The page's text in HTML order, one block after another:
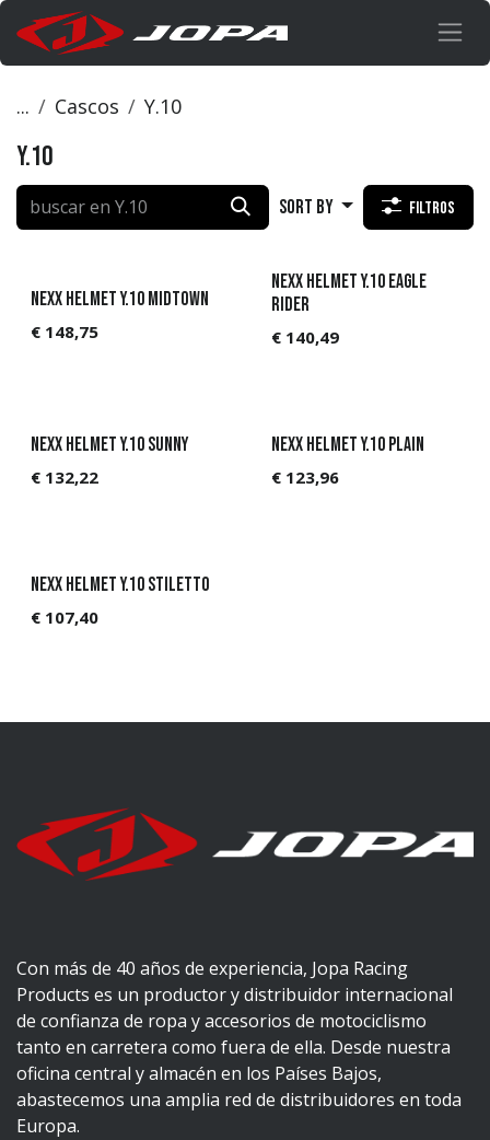
Ir al contenido
... Cascos Y.10
Y.10
Sort By Filtros
Nexx Helmet Y.10 MIDTOWN
€ 148,75
Nexx Helmet Y.10 Eagle
Rider
€ 140,49
Nexx Helmet Y.10 SUNNY
€ 132,22
Nexx Helmet Y.10 PLAIN
€ 123,96
Nexx Helmet Y.10 STILETTO
€ 107,40
Con más de 40 años de experiencia, Jopa Racing
Products es un productor y distribuidor internacional
de confianza de ropa y accesorios de motociclismo
tanto en carretera como fuera de ella. Desde nuestra
oficina central y almacén en los Países Bajos,
abastecemos una amplia red de distribuidores en toda
Europa.